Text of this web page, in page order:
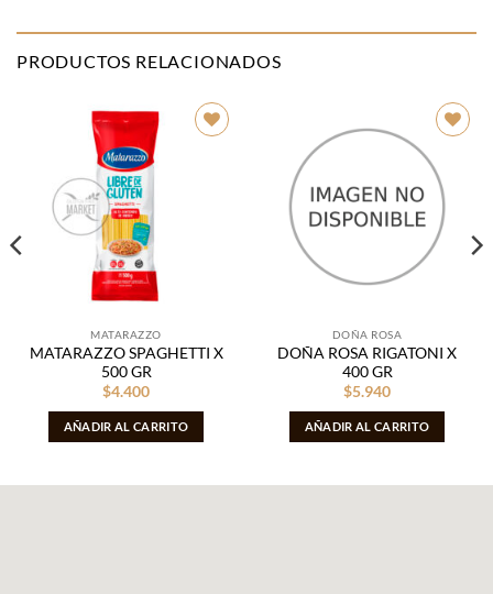
PRODUCTOS RELACIONADOS
MATARAZZO
MATARAZZO SPAGHETTI X
500 GR
$4.400
AÑADIR AL CARRITO
Añadir
a la
lista de
deseos
DOÑA ROSA
DOÑA ROSA RIGATONI X
400 GR
$5.940
AÑADIR AL CARRITO